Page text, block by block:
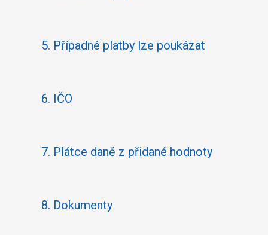
5. Případné platby lze poukázat
6. IČO
7. Plátce daně z přidané hodnoty
8. Dokumenty